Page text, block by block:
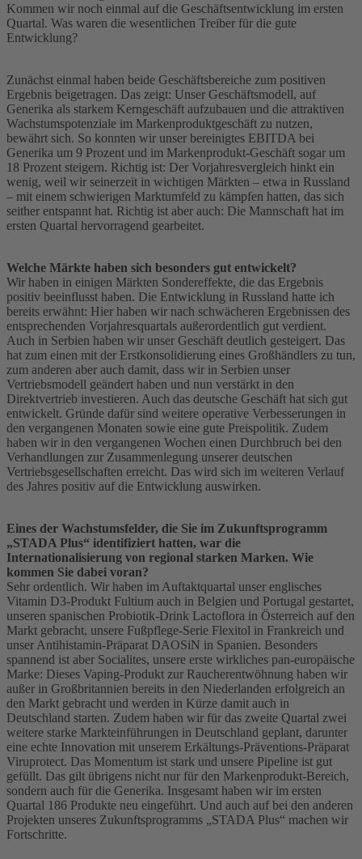
Kommen wir noch einmal auf die Geschäftsentwicklung im ersten
Quartal. Was waren die wesentlichen Treiber für die gute
Entwicklung?
Zunächst einmal haben beide Geschäftsbereiche zum positiven
Ergebnis beigetragen. Das zeigt: Unser Geschäftsmodell, auf
Generika als starkem Kerngeschäft aufzubauen und die attraktiven
Wachstumspotenziale im Markenproduktgeschäft zu nutzen,
bewährt sich. So konnten wir unser bereinigtes EBITDA bei
Generika um 9 Prozent und im Markenprodukt-Geschäft sogar um
18 Prozent steigern. Richtig ist: Der Vorjahresvergleich hinkt ein
wenig, weil wir seinerzeit in wichtigen Märkten – etwa in Russland
– mit einem schwierigen Marktumfeld zu kämpfen hatten, das sich
seither entspannt hat. Richtig ist aber auch: Die Mannschaft hat im
ersten Quartal hervorragend gearbeitet.
Welche Märkte haben sich besonders gut entwickelt?
Wir haben in einigen Märkten Sondereffekte, die das Ergebnis
positiv beeinflusst haben. Die Entwicklung in Russland hatte ich
bereits erwähnt: Hier haben wir nach schwächeren Ergebnissen des
entsprechenden Vorjahresquartals außerordentlich gut verdient.
Auch in Serbien haben wir unser Geschäft deutlich gesteigert. Das
hat zum einen mit der Erstkonsolidierung eines Großhändlers zu tun,
zum anderen aber auch damit, dass wir in Serbien unser
Vertriebsmodell geändert haben und nun verstärkt in den
Direktvertrieb investieren. Auch das deutsche Geschäft hat sich gut
entwickelt. Gründe dafür sind weitere operative Verbesserungen in
den vergangenen Monaten sowie eine gute Preispolitik. Zudem
haben wir in den vergangenen Wochen einen Durchbruch bei den
Verhandlungen zur Zusammenlegung unserer deutschen
Vertriebsgesellschaften erreicht. Das wird sich im weiteren Verlauf
des Jahres positiv auf die Entwicklung auswirken.
Eines der Wachstumsfelder, die Sie im Zukunftsprogramm
„STADA Plus“ identifiziert hatten, war die
Internationalisierung von regional starken Marken. Wie
kommen Sie dabei voran?
Sehr ordentlich. Wir haben im Auftaktquartal unser englisches
Vitamin D3-Produkt Fultium auch in Belgien und Portugal gestartet,
unseren spanischen Probiotik-Drink Lactoflora in Österreich auf den
Markt gebracht, unsere Fußpflege-Serie Flexitol in Frankreich und
unser Antihistamin-Präparat DAOSiN in Spanien. Besonders
spannend ist aber Socialites, unsere erste wirkliches pan-europäische
Marke: Dieses Vaping-Produkt zur Raucherentwöhnung haben wir
außer in Großbritannien bereits in den Niederlanden erfolgreich an
den Markt gebracht und werden in Kürze damit auch in
Deutschland starten. Zudem haben wir für das zweite Quartal zwei
weitere starke Markteinführungen in Deutschland geplant, darunter
eine echte Innovation mit unserem Erkältungs-Präventions-Präparat
Viruprotect. Das Momentum ist stark und unsere Pipeline ist gut
gefüllt. Das gilt übrigens nicht nur für den Markenprodukt-Bereich,
sondern auch für die Generika. Insgesamt haben wir im ersten
Quartal 186 Produkte neu eingeführt. Und auch auf bei den anderen
Projekten unseres Zukunftsprogramms „STADA Plus“ machen wir
Fortschritte.